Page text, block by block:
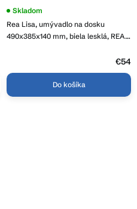
Rea Lisa, umývadlo na dosku
490x385x140 mm, biela lesklá, REA-
Priemerné
produktu
je
Skladom
€54
Do košíka